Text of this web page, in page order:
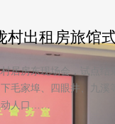
居房东现场会，试点结
毛家埠、四眼井、九溪
动人口……
村出租房旅馆